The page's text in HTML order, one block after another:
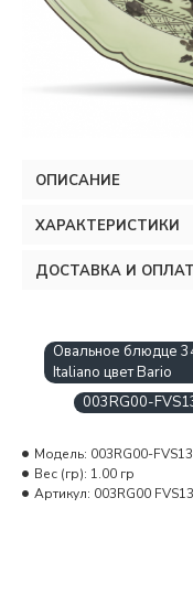
ОПИСАНИЕ
ХАРАКТЕРИСТИКИ
ДОСТАВКА И
Овальное блюдце
Italiano цвет Bario
003RG00-
Модель: 003RG00-
Вес (гр): 1.00 гр
Артикул: 003RG00